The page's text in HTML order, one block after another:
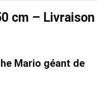
cm – Livraison
Mario géant de